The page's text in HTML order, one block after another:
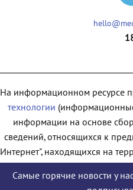
На информационном ресурсе
технологии
информации на основе
сведений, относящихся к
находящихся на
Самые горячие новости у